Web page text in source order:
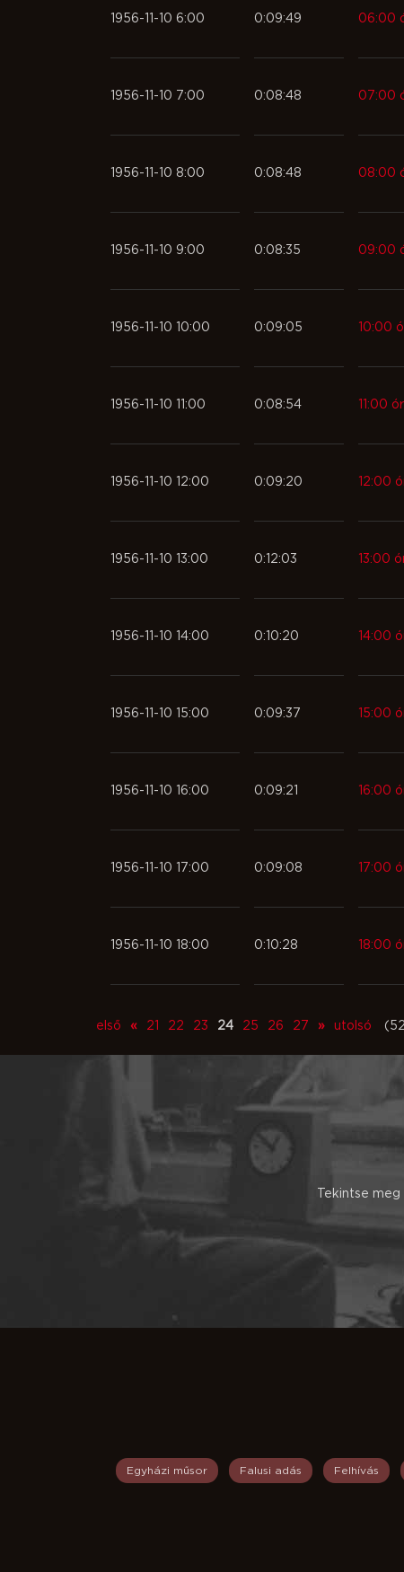
1956-11-10 6:00 0:09:49 06:00
1956-11-10 7:00 0:08:48 07:00
1956-11-10 8:00 0:08:48 08:00
1956-11-10 9:00 0:08:35 09:00
1956-11-10 10:00 0:09:05 10:00
1956-11-10 11:00 0:08:54 11:00
1956-11-10 12:00 0:09:20 12:00
1956-11-10 13:00 0:12:03 13:00
1956-11-10 14:00 0:10:20 14:00
1956-11-10 15:00 0:09:37 15:00
1956-11-10 16:00 0:09:21 16:00
1956-11-10 17:00 0:09:08 17:00
1956-11-10 18:00 0:10:28 18:00
első « 21 22 23 24 25 26 27 » utolsó
Tekintse
Egyházi műsor Falusi adás Felhívás